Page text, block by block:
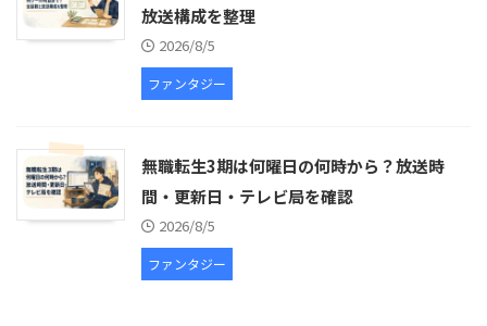
放送構成を整理
2026/8/5
ファンタジー
無職転生3期は何曜日の何時から？放送時
間・更新日・テレビ局を確認
2026/8/5
ファンタジー